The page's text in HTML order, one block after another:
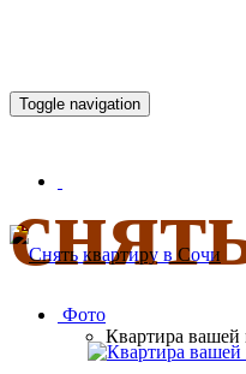
Toggle navigation
Фото
Квартира вашей